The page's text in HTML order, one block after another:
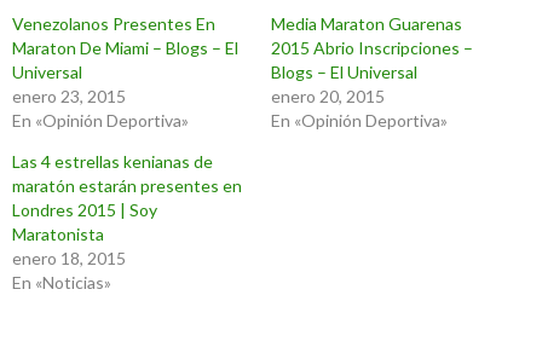
Venezolanos Presentes En
Maraton De Miami – Blogs – El
Universal
enero 23, 2015
En «Opinión Deportiva»
Media Maraton Guarenas
2015 Abrio Inscripciones –
Blogs – El Universal
enero 20, 2015
En «Opinión Deportiva»
Las 4 estrellas kenianas de
maratón estarán presentes en
Londres 2015 | Soy
Maratonista
enero 18, 2015
En «Noticias»